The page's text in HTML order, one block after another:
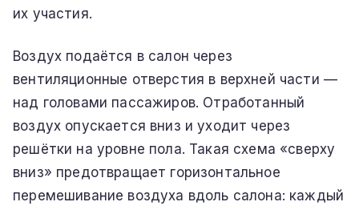
их участия.
Воздух подаётся в салон через
вентиляционные отверстия в верхней части —
над головами пассажиров. Отработанный
воздух опускается вниз и уходит через
решётки на уровне пола. Такая схема «сверху
вниз» предотвращает горизонтальное
перемешивание воздуха вдоль салона: каждый